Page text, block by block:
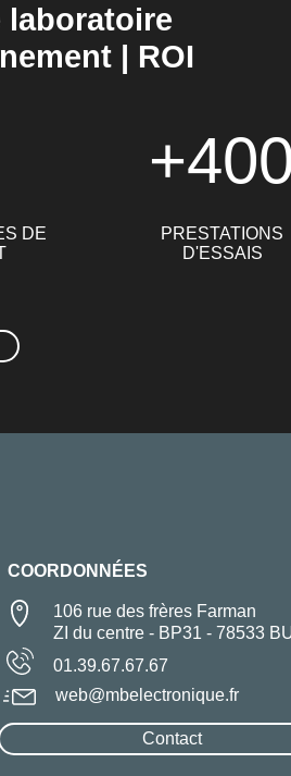
laboratoire
| ROI
DE
PRESTATIONS
D'ESSAIS
COORDONNÉES
106 rue des frères Farman
ZI du centre - BP31 - 78533
01.39.67.67.67
Contact
web@mbelectronique.fr